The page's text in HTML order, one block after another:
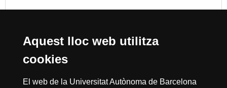
Aquest lloc web utilitza
cookies
El web de la Universitat Autònoma de Barcelona